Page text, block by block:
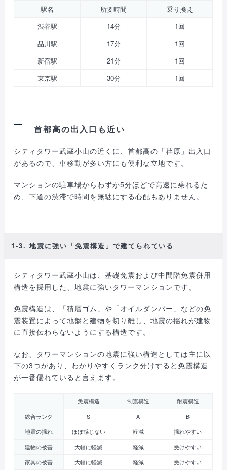
駅名 所要時間
乗り換え
渋谷駅
14分
1回
品川駅
17分
1回
新宿駅
21分
1回
東京駅
30分 1回
首都高の出入口も近い
シティタワー武蔵小山の近くに、首都高の「荏原」出入口
があるので、車移動が多い方にも便利な立地です。
マンションの駐車場からわずか5分ほどで高速に乗れるた
め、下道の渋滞で時間を無駄にする心配もありません。
1-3. 地震に強い「免震構造」で建てられている
シティタワー武蔵小山は、基礎免震および中間階免震併用
構造を採用した、地震に強いタワーマンションです。
免震構造は、「積層ゴム」や「オイルダンパー」などの免
震装置によって地盤と建物を切り離し、地震の揺れが建物
に直接伝わらないようにする構造です。
なお、タワーマンションの地震に強い構造としては主に以
下の3つがあり、わかりやすくランク分けすると免震構造
が一番優れていると言えます。
免震構造 制震構造
耐震構造
総合ランク
S A
B
地震の揺れ
ほぼ感じない 軽減
揺れやすい
建物の被害
大幅に軽減 軽減
受けやすい
家具の被害
大幅に軽減 軽減
受けやすい